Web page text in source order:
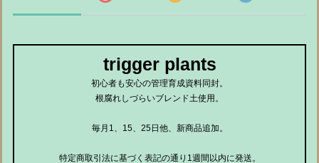
trigger plants
初心者も安心の管理育成資料同封。
根腐れしづらいブレンド土使用。
毎月1、15、25日他、新商品追加。
特定商取引法に基づく表記の通り1週間以内に発送。